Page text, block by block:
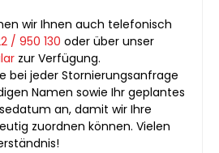
wir Ihnen auch telefonisch
/ 950 130 oder über unser
zur Verfügung.
bei jeder Stornierungsanfrage
Namen sowie Ihr geplantes
an, damit wir Ihre
zuordnen können. Vielen